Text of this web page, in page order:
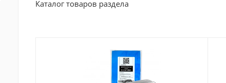
Каталог товаров раздела